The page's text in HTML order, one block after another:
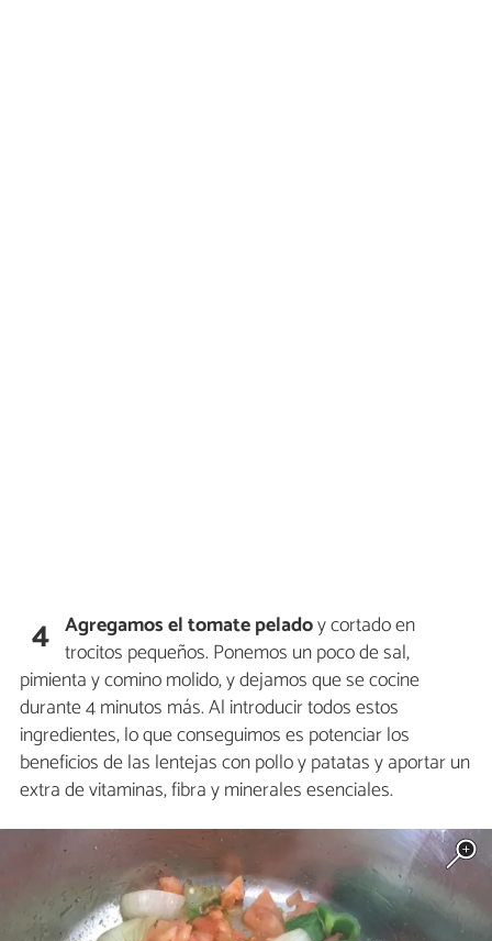
4 Agregamos el tomate peladoy cortado en
trocitos pequeños. Ponemos un poco de sal,
pimienta y comino molido, y dejamos que se cocine
durante 4 minutos más. Al introducir todos estos
ingredientes, lo que conseguimos es potenciar los
beneficios de las lentejas con pollo y patatas y aportar un
extra de vitaminas, fibra y minerales esenciales.